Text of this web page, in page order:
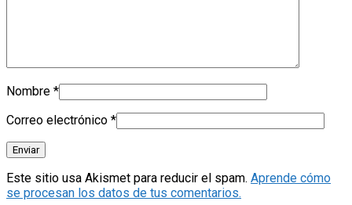
Nombre *
Correo electrónico *
Este sitio usa Akismet para reducir el spam. Aprende cómo
se procesan los datos de tus comentarios.